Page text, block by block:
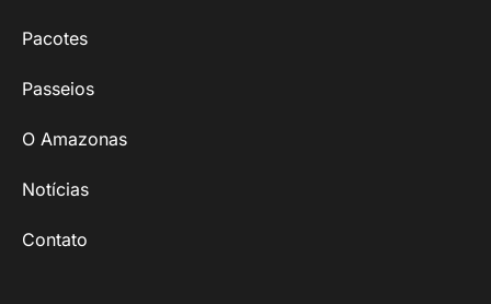
Pacotes
Passeios
O Amazonas
Notícias
Contato